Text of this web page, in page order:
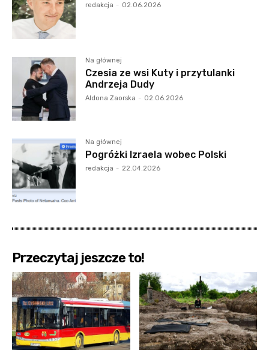
redakcja - 02.06.2026
Na głównej
Czesia ze wsi Kuty i przytulanki
Andrzeja Dudy
Aldona Zaorska - 02.06.2026
Na głównej
Pogróżki Izraela wobec Polski
redakcja - 22.04.2026
Przeczytaj jeszcze to!